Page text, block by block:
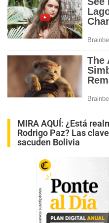
MIRA AQUÍ: ¿Está
Rodrigo Paz? Las
sacuden Bolivia